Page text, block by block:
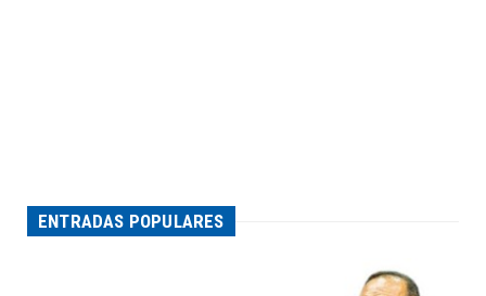
ENTRADAS POPULARES